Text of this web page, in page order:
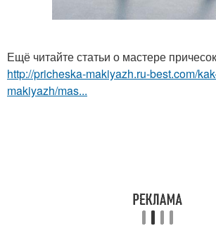
Ещё читайте статьи о мастере
http://pricheska-makiyazh.ru-best.com/
makiyazh/mas...